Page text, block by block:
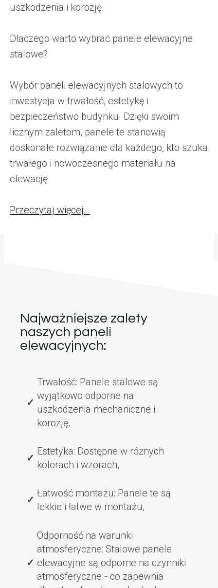
uszkodzenia i korozję.
Dlaczego warto wybrać panele elewacyjne
stalowe?
Wybór paneli elewacyjnych stalowych to
inwestycja w trwałość, estetykę i
bezpieczeństwo budynku. Dzięki swoim
licznym zaletom, panele te stanowią
doskonałe rozwiązanie dla każdego, kto szuka
trwałego i nowoczesnego materiału na
elewację.
Przeczytaj więcej…
Najważniejsze zalety
naszych paneli
elewacyjnych:
Trwałość: Panele stalowe są
wyjątkowo odporne na
uszkodzenia mechaniczne i
korozję,
Estetyka: Dostępne w różnych
kolorach i wzorach,
Łatwość montażu: Panele te są
lekkie i łatwe w montażu,
Odporność na warunki
atmosferyczne: Stalowe panele
elewacyjne są odporne na czynniki
atmosferyczne - co zapewnia